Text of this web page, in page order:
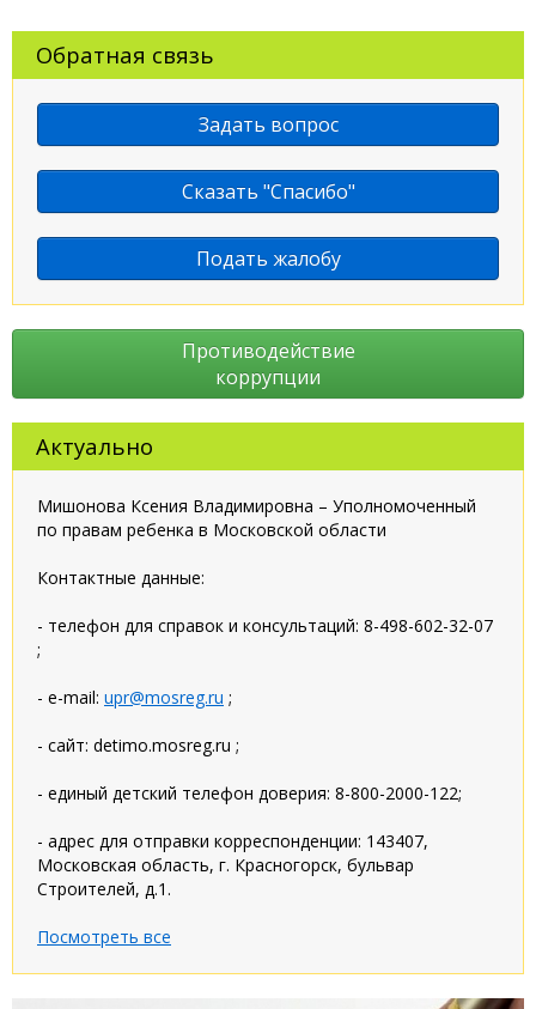
Обратная связь
Задать вопрос
Сказать "Спасибо"
Подать жалобу
Противодействие
коррупции
Актуально
Мишонова Ксения Владимировна – Уполномоченный
по правам ребенка в Московской области
Контактные данные:
- телефон для справок и консультаций: 8-498-602-32-07
;
- e-mail: upr@mosreg.ru ;
- сайт: detimo.mosreg.ru ;
- единый детский телефон доверия: 8-800-2000-122;
- адрес для отправки корреспонденции: 143407,
Московская область, г. Красногорск, бульвар
Строителей, д.1.
Посмотреть все